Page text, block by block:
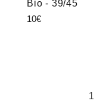
Bio - 39/45
Prix
10€
1